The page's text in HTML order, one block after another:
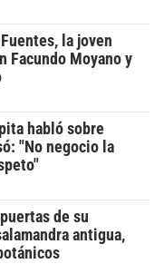
la joven
Facundo Moyano y
habló sobre
"No negocio la
de su
antigua,